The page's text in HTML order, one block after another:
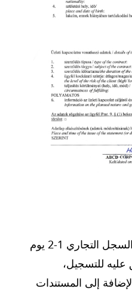
يستغرق تسجيل الشركة في السجل التجاري 1-2 يوم
عليه للتسجيل،
إلى المستندات